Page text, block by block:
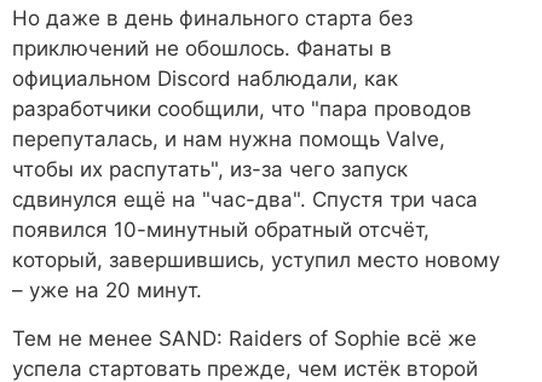
Но даже в день финального старта без
приключений не обошлось. Фанаты в
официальном Discord наблюдали, как
разработчики сообщили, что "пара проводов
перепуталась, и нам нужна помощь Valve,
чтобы их распутать", из-за чего запуск
сдвинулся ещё на "час-два". Спустя три часа
появился 10-минутный обратный отсчёт,
который, завершившись, уступил место новому
– уже на 20 минут.
Тем не менее SAND: Raiders of Sophie всё же
успела стартовать прежде, чем истёк второй